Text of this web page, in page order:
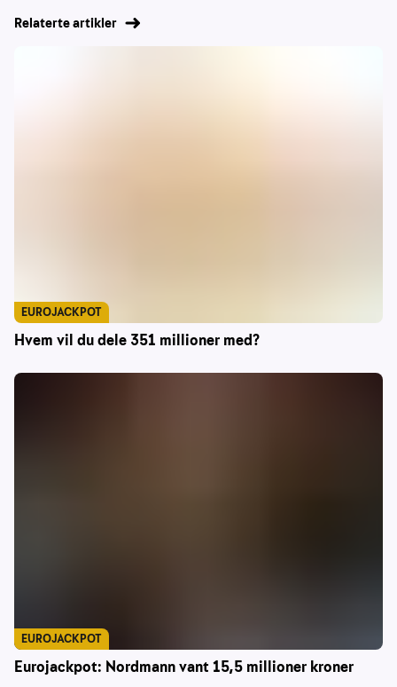
Relaterte artikler
Hvem vil du dele 351 millioner med?
EUROJACKPOT
Eurojackpot: Nordmann vant 15,5 millioner kroner
EUROJACKPOT